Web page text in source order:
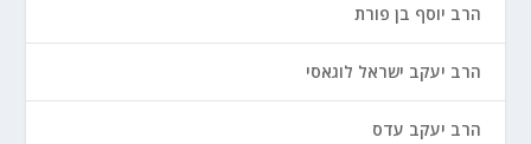
הרב יוסף בן פורת
הרב יעקב ישראל לוגאסי
הרב יעקב עדס